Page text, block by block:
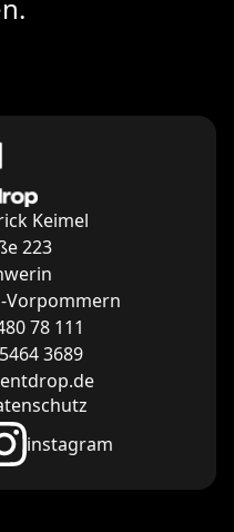
Keimel
223
Vorpommern
78 111
3689
instagram